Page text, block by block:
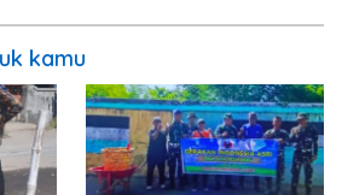
Emas 2045
kamu